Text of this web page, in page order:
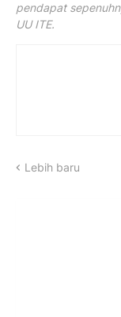
pendapat
UU ITE.
Lebih baru